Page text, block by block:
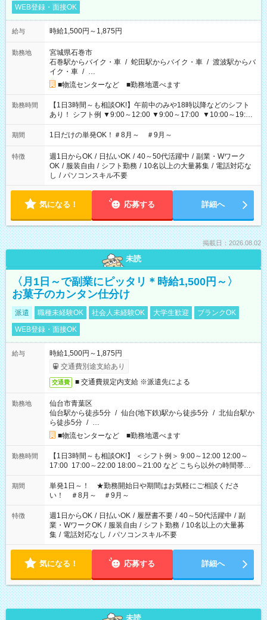
WEB登録・面接OK
給与 時給1,500円～1,875円
勤務地
宮城県石巻市
石巻駅からバイク・車 / 蛇田駅からバイク・車 / 渡波駅からバ
イク・車 / …
■物流センターなど ■勤務地選べます
勤務時間
【1日3時間～も相談OK!】午前中のみや18時以降などのシフト
あり！ シフト例 ▼9:00～12:00 ▼9:00～17:00 ▼10:00～19:00
▼18:00～21:00
期間 1日だけの単発OK！＃8月～ ＃9月～
特徴 週1日からOK / 日払いOK / 40～50代活躍中 / 副業・Wワーク
OK / 服装自由 / シフト勤務 / 10名以上の大量募集 / 電話対応な
し / パソコンスキル不要
気になる！ 応募する 詳細へ
掲載日：2026.08.02
未読
〈月1日～で副業にピッタリ＊時給1,500円～〉
お菓子のカンタン仕分け
派遣 職種未経験OK 社会人未経験OK 大学生歓迎
ブランクOK
WEB登録・面接OK
給与
時給1,500円～1,875円
交通費別途支給あり
交通費 ■ 交通費規定内支給 ※派遣先による
勤務地
仙台市青葉区
仙台駅から徒歩5分 / 仙台(地下鉄)駅から徒歩5分 / 北仙台駅か
ら徒歩5分 / …
■物流センターなど ■勤務地選べます
勤務時間
【1日3時間～も相談OK!】 ＜シフト例＞ 9:00～12:00 12:00～
17:00 17:00～22:00 18:00～21:00 など こちら以外の時間帯も
お気軽にご相談ください！
期間
単発1日～！ ★勤務開始日や期間はお気軽にご相談くださ
い！ ＃8月～ ＃9月～
特徴 週1日からOK / 日払いOK / 履歴書不要 / 40～50代活躍中 / 副
業・WワークOK / 服装自由 / シフト勤務 / 10名以上の大量募
集 / 電話対応なし / パソコンスキル不要
気になる！ 応募する 詳細へ
未読